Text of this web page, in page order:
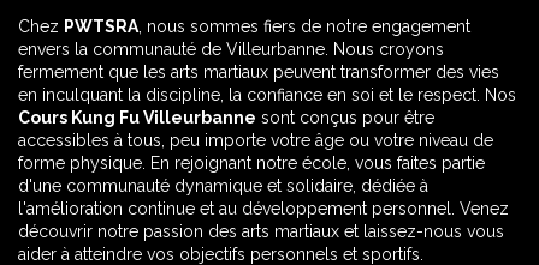
Chez PWTSRA , nous sommes fiers de notre engagement
envers la communauté de Villeurbanne. Nous croyons
fermement que les arts martiaux peuvent transformer des vies
en inculquant la discipline, la confiance en soi et le respect. Nos
Cours Kung Fu Villeurbanne sont conçus pour être
accessibles à tous, peu importe votre âge ou votre niveau de
forme physique. En rejoignant notre école, vous faites partie
d'une communauté dynamique et solidaire, dédiée à
l'amélioration continue et au développement personnel. Venez
découvrir notre passion des arts martiaux et laissez-nous vous
aider à atteindre vos objectifs personnels et sportifs.